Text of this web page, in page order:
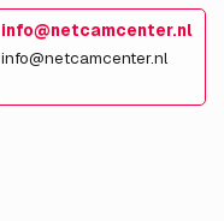
info@netcamcenter.nl
info@netcamcenter.nl